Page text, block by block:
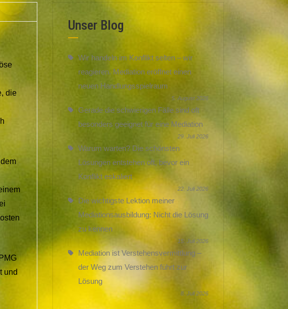
die
und
Unser Blog
Wir handeln im Konflikt selten – wir
reagieren. Mediation eröffnet einen
neuen Handlungsspielraum
5. August 2026
Gerade die schwierigen Fälle sind oft
besonders geeignet für eine Mediation
29. Juli 2026
Warum warten? Die schönsten
Lösungen entstehen oft, bevor ein
Konflikt eskaliert
22. Juli 2026
Die wichtigste Lektion meiner
Mediationsausbildung: Nicht die Lösung
zu kennen
15. Juli 2026
Mediation ist Verstehensvermittlung –
der Weg zum Verstehen führt zur
Lösung
8. Juli 2026